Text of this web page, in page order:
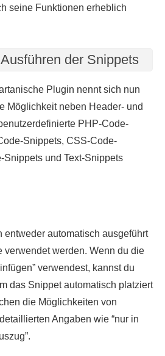
seine Funktionen erheblich
der Snippets
Plugin nennt sich nun
Möglichkeit neben Header- und
PHP-Code-
Snippets, CSS-Code-
Snippets und Text-Snippets
entweder automatisch ausgeführt
verwendet werden. Wenn du die
verwendest, kannst du
das Snippet automatisch platziert
die Möglichkeiten von
Angaben wie “nur in